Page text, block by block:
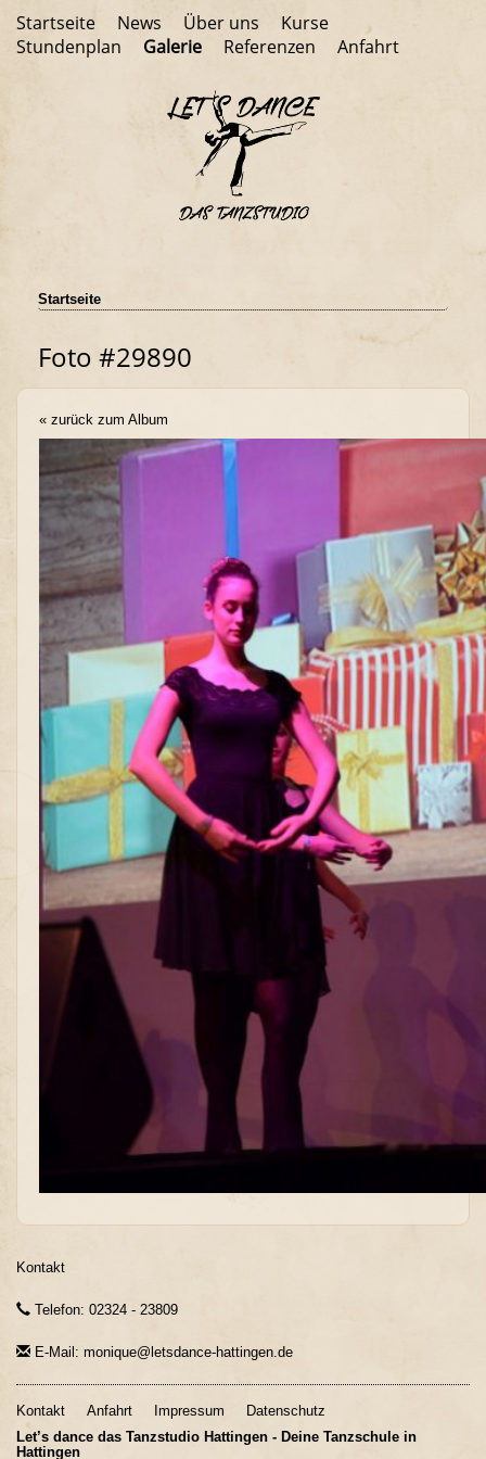
Startseite News Über uns
Kurse
Stundenplan
Galerie Referenzen Anfahrt
Startseite
Foto #29890
« zurück zum Album
Kontakt
Telefon: 02324 - 23809
E-Mail: monique@letsdance-hattingen.de
Kontakt Anfahrt Impressum
Datenschutz
Let’s dance das Tanzstudio Hattingen - Deine Tanzschule in
Hattingen